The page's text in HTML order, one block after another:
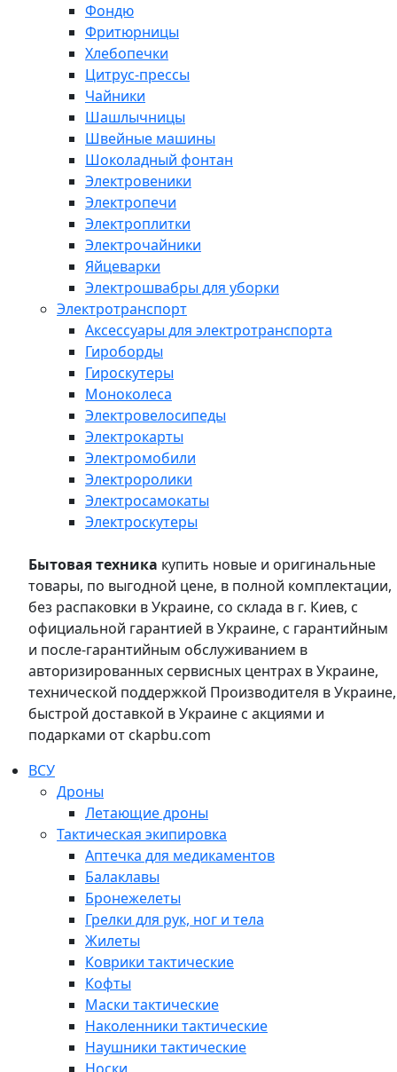
Фондю
Фритюрницы
Хлебопечки
Цитрус-прессы
Чайники
Шашлычницы
Швейные машины
Шоколадный фонтан
Электровеники
Электропечи
Электроплитки
Электрочайники
Яйцеварки
Электрошвабры для уборки
Электротранспорт
Аксессуары для электротранспорта
Гироборды
Гироскутеры
Моноколеса
Электровелосипеды
Электрокарты
Электромобили
Электроролики
Электросамокаты
Электроскутеры
Бытовая техника купить новые и оригинальные
товары, по выгодной цене, в полной комплектации,
без распаковки в Украине, со склада в г. Киев, с
официальной гарантией в Украине, с гарантийным
и после-гарантийным обслуживанием в
авторизированных сервисных центрах в Украине,
технической поддержкой Производителя в Украине,
быстрой доставкой в Украине с акциями и
подарками от ckapbu.com
ВСУ
Дроны
Летающие дроны
Тактическая экипировка
Аптечка для медикаментов
Балаклавы
Бронежелеты
Грелки для рук, ног и тела
Жилеты
Коврики тактические
Кофты
Маски тактические
Наколенники тактические
Наушники тактические